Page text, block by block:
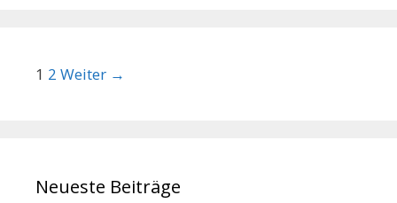
Beitrags-Navigation
1 2 Weiter →
Neueste Beiträge